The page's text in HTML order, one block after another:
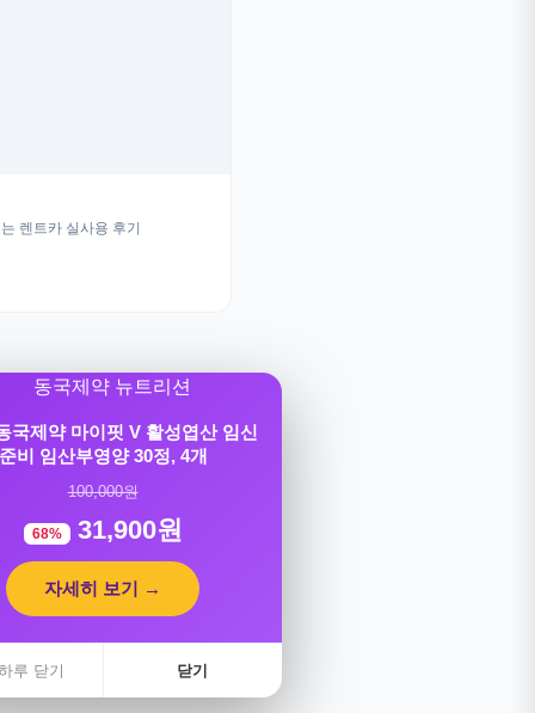
렌트카 실사용 후기
국제약 마이핏 V 활성엽산 임신
준비 임산부영양 30정, 4개
100,000원
68% 31,900원
자세히 보기 →
루 닫기 닫기